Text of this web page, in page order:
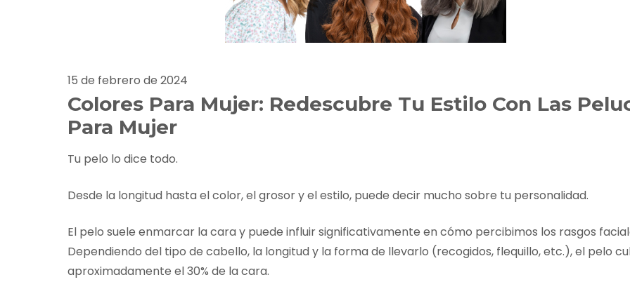
Comenzar Aqui
15 de febrero de 2024
Colores Para Mujer: Redescubre Tu Estilo Con Las
Para Mujer
Tu pelo lo dice todo.
Desde la longitud hasta el color, el grosor y el estilo, puede decir mucho sobre tu personalidad.
El pelo suele enmarcar la cara y puede influir significativamente en cómo percibimos los rasgos
Dependiendo del tipo de cabello, la longitud y la forma de llevarlo (recogidos, flequillo, etc.), el pelo
aproximadamente el 30% de la cara.